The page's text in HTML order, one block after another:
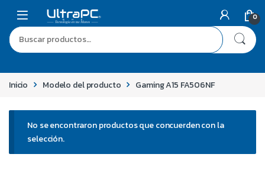
0
Inicio Modelo del producto Gaming A15 FA506NF
No se encontraron productos que concuerden con la
selección.